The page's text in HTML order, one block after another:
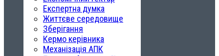
Експертна думка
Життєве середовище
Зберігання
Кермо керівника
Механізація АПК